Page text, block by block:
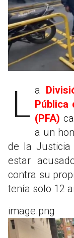
La
Pública
(PFA)
a un
de la Justicia
estar
contra su
tenía solo 12
image.png